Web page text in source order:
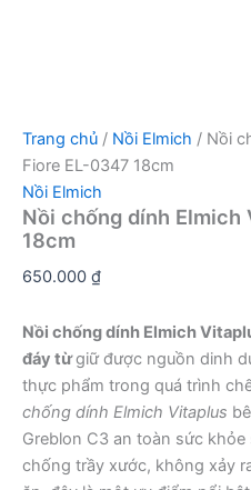
Trang chủ / Nồi Elmich / Nồi
Fiore EL-0347 18cm
Nồi Elmich
Nồi chống dính Elmich
18cm
650.000 ₫
Nồi chống dính Elmich
đáy từgiữ được nguồn dinh
thực phẩm trong quá trình
chống dính Elmich Vitaplus
Greblon C3 an toàn sức
chống trầy xước, không xảy